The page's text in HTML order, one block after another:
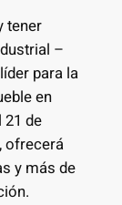
tener
–
para la
en
de
ofrecerá
y más de